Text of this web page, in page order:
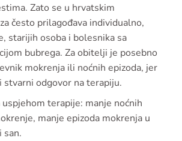
Zato se u hrvatskim
često prilagođava individualno,
starijih osoba i bolesnika sa
bubrega. Za obitelji je posebno
mokrenja ili noćnih epizoda, jer
stvarni odgovor na terapiju.
terapije: manje noćnih
manje epizoda mokrenja u
san.